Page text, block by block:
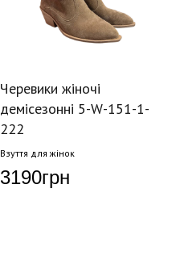
Черевики жіночі
демісезонні 5-W-151-1-
222
Взуття для жінок
3190грн